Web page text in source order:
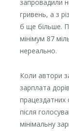
запровадили
гривень, а з
б ще більше.
мінімум 87
нереально.
Коли автори
зарплата
працездатних
після
мінімальну